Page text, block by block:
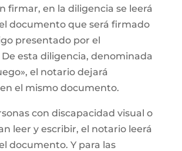
firmar, en la diligencia se leerá
documento que será firmado
presentado por el
esta diligencia, denominada
el notario dejará
el mismo documento.
con discapacidad visual o
leer y escribir, el notario leerá
documento. Y para las